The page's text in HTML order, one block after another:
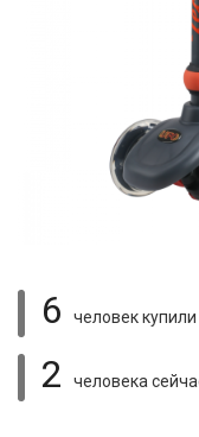
6 человек купили
2 человека